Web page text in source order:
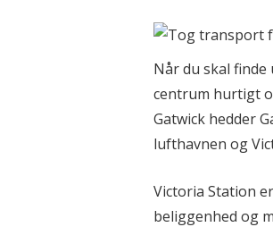
Når du skal
centrum hurtigt
Gatwick hedder
lufthavnen og
Victoria Station
beliggenhed og